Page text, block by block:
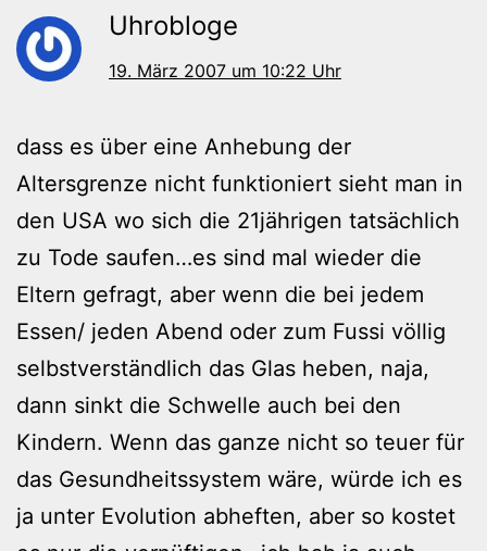
Uhrobloge
19. März 2007 um 10:22 Uhr
dass es über eine Anhebung der
Altersgrenze nicht funktioniert sieht man in
den USA wo sich die 21jährigen tatsächlich
zu Tode saufen…es sind mal wieder die
Eltern gefragt, aber wenn die bei jedem
Essen/ jeden Abend oder zum Fussi völlig
selbstverständlich das Glas heben, naja,
dann sinkt die Schwelle auch bei den
Kindern. Wenn das ganze nicht so teuer für
das Gesundheitssystem wäre, würde ich es
ja unter Evolution abheften, aber so kostet